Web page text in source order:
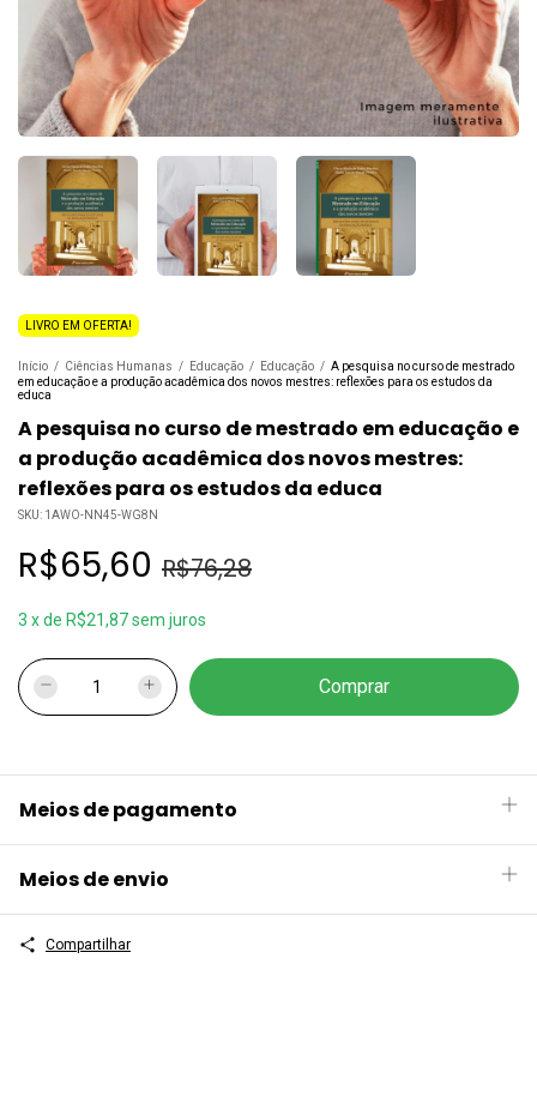
LIVRO EM OFERTA!
Início / Ciências Humanas / Educação / Educação / A pesquisa no curso de mestrado
em educação e a produção acadêmica dos novos mestres: reflexões para os estudos da
educa
A pesquisa no curso de mestrado em educação e
a produção acadêmica dos novos mestres:
reflexões para os estudos da educa
SKU: 1AWO-NN45-WG8N
R$65,60 R$76,28
3 xde R$21,87sem juros
Meios de pagamento
Meios de envio
Compartilhar